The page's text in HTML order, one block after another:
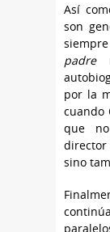
Así
son
padre
por la
cuando
que
sino